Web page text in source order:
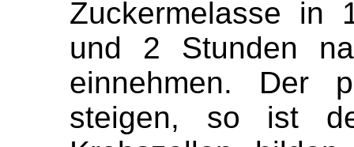
Zuckermelasse in
und 2 Stunden
einnehmen. Der
steigen, so ist